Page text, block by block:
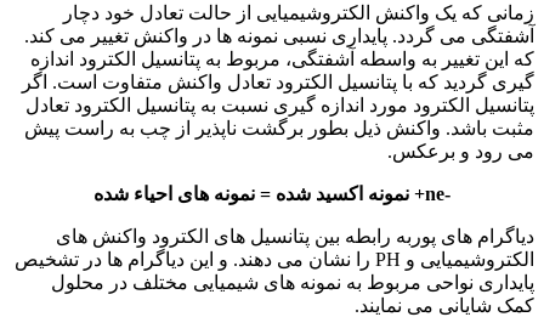
زمانی که یک واکنش الکتروشیمیایی از حالت تعادل خود دچار
آشفتگی می گردد. پایداری نسبی نمونه ها در واکنش تغییر می کند.
که این تغییر به واسطه آشفتگی، مربوط به پتانسیل الکترود اندازه
گیری گردید که با پتانسیل الکترود تعادل واکنش متفاوت است. اگر
پتانسیل الکترود مورد اندازه گیری نسبت به پتانسیل الکترود تعادل
مثبت باشد. واکنش ذیل بطور برگشت ناپذیر از چب به راست پیش
می رود و برعکس.
-ne+ نمونه اکسید شده = نمونه های احیاء شده
دیاگرام های پوربه رابطه بین پتانسیل های الکترود واکنش های
الکتروشیمیایی و PH را نشان می دهند. و این دیاگرام ها در تشخیص
پایداری نواحی مربوط به نمونه های شیمیایی مختلف در محلول
کمک شایانی می نمایند.